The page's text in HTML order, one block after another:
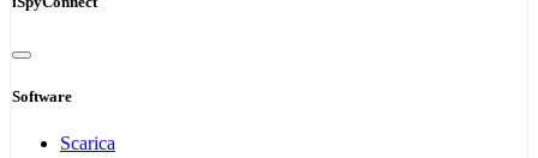
Software
Scarica